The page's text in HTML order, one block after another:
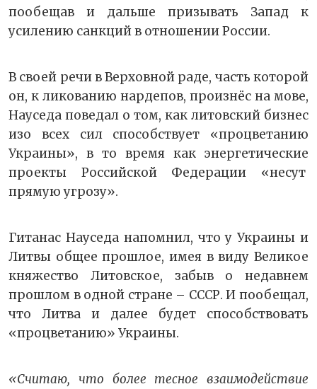
пообещав и дальше призывать Запад к
усилению санкций в отношении России.
В своей речи в Верховной раде, часть которой
он, к ликованию нардепов, произнёс на мове,
Науседа поведал о том, как литовский бизнес
изо всех сил способствует «процветанию
Украины», в то время как энергетические
проекты Российской Федерации «несут
прямую угрозу».
Гитанас Науседа напомнил, что у Украины и
Литвы общее прошлое, имея в виду Великое
княжество Литовское, забыв о недавнем
прошлом в одной стране – СССР. И пообещал,
что Литва и далее будет способствовать
«процветанию» Украины.
«Считаю, что более тесное взаимодействие